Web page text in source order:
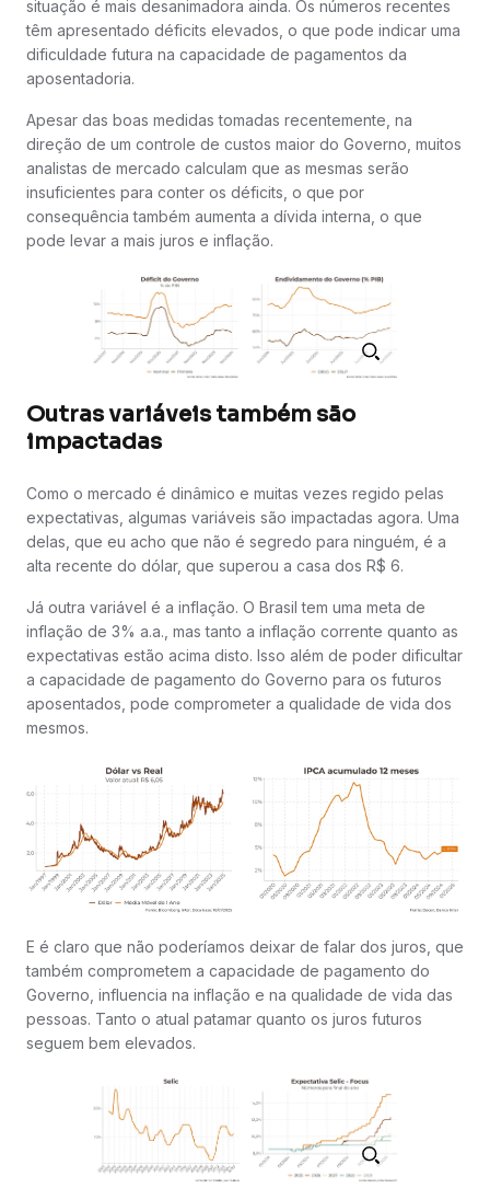
situação é mais desanimadora ainda. Os números recentes
têm apresentado déficits elevados, o que pode indicar uma
dificuldade futura na capacidade de pagamentos da
aposentadoria.
Apesar das boas medidas tomadas recentemente, na
direção de um controle de custos maior do Governo, muitos
analistas de mercado calculam que as mesmas serão
insuficientes para conter os déficits, o que por
consequência também aumenta a dívida interna, o que
pode levar a mais juros e inflação.
Outras variáveis também são
impactadas
Como o mercado é dinâmico e muitas vezes regido pelas
expectativas, algumas variáveis são impactadas agora. Uma
delas, que eu acho que não é segredo para ninguém, é a
alta recente do dólar, que superou a casa dos R$ 6.
Já outra variável é a inflação. O Brasil tem uma meta de
inflação de 3% a.a., mas tanto a inflação corrente quanto as
expectativas estão acima disto. Isso além de poder dificultar
a capacidade de pagamento do Governo para os futuros
aposentados, pode comprometer a qualidade de vida dos
mesmos.
E é claro que não poderíamos deixar de falar dos juros, que
também comprometem a capacidade de pagamento do
Governo, influencia na inflação e na qualidade de vida das
pessoas. Tanto o atual patamar quanto os juros futuros
seguem bem elevados.